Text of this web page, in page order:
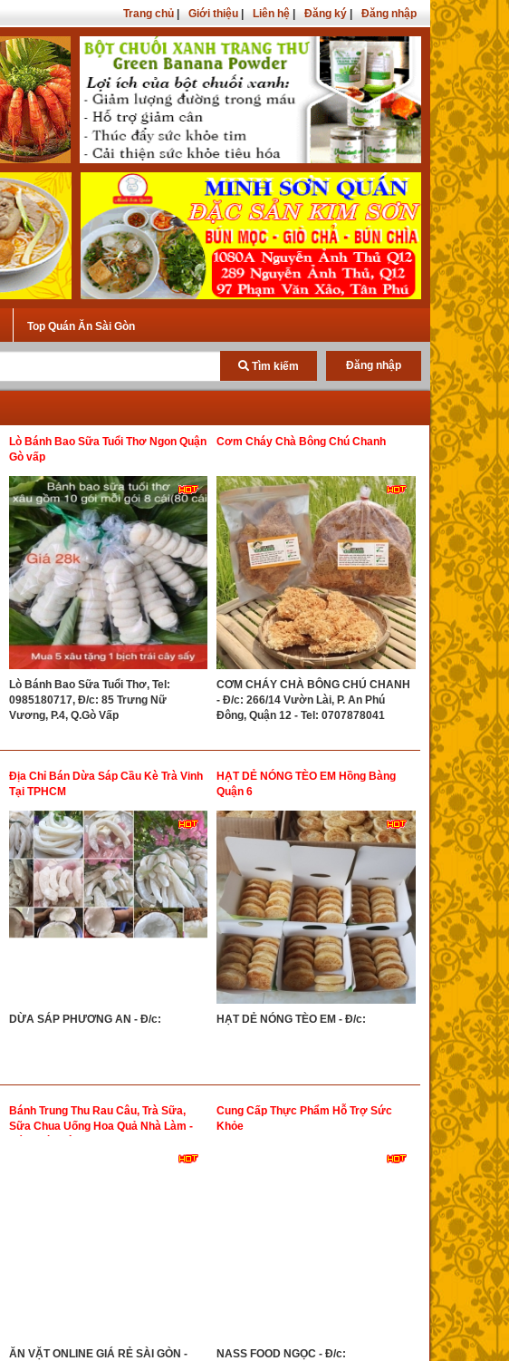
Trang chủ Giới thiệu Liên hệ Đăng ký Đăng nhập
Top Quán Ăn Sài Gòn
Tìm kiếm Đăng nhập
Lò Bánh Bao Sữa Tuổi Thơ Ngon Quận
Gò vấp
Lò Bánh Bao Sữa Tuổi Thơ, Tel:
0985180717, Đ/c: 85 Trưng Nữ
Vương, P.4, Q.Gò Vấp
Cơm Cháy Chà Bông Chú Chanh
CƠM CHÁY CHÀ BÔNG CHÚ CHANH
- Đ/c: 266/14 Vườn Lài, P. An Phú
Đông, Quận 12 - Tel: 0707878041
Địa Chỉ Bán Dừa Sáp Cầu Kè Trà Vinh
Tại TPHCM
DỪA SÁP PHƯƠNG AN - Đ/c:
HẠT DẺ NÓNG TÈO EM Hồng Bàng
Quận 6
HẠT DẺ NÓNG TÈO EM - Đ/c:
Bánh Trung Thu Rau Câu, Trà Sữa,
Sữa Chua Uống Hoa Quả Nhà Làm -
ĂN VẶT ONLINE GIÁ RẺ SÀI GÒN -
Cung Cấp Thực Phẩm Hỗ Trợ Sức
Khỏe
NASS FOOD NGỌC - Đ/c: